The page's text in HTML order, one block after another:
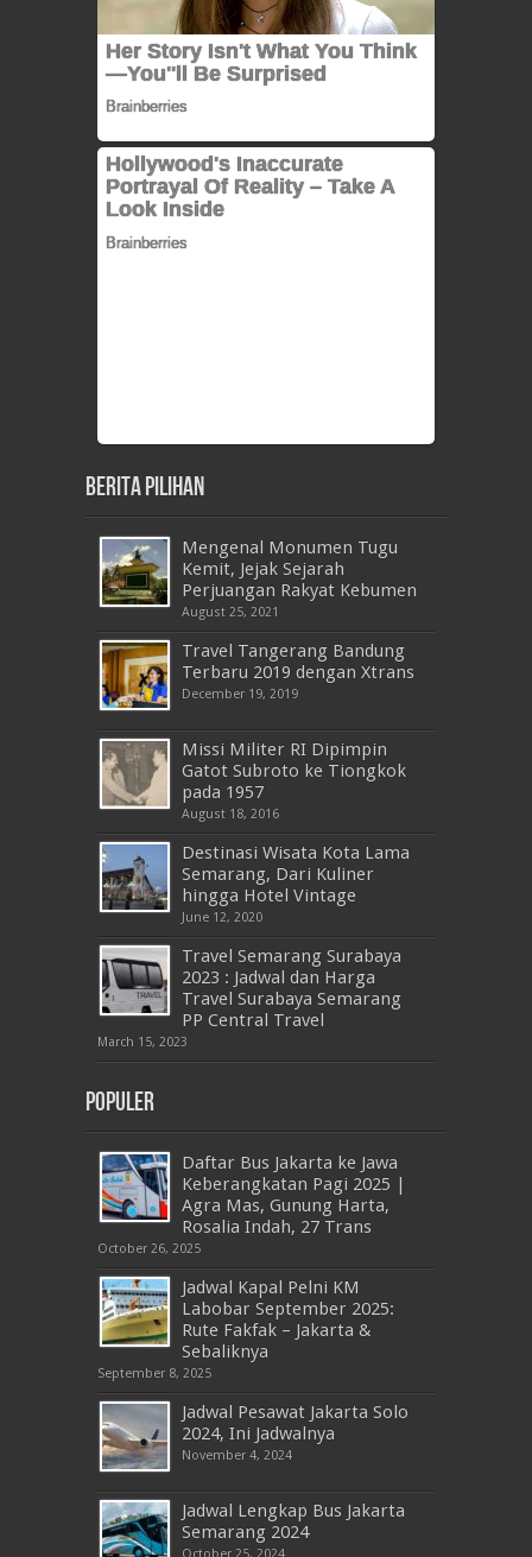
Berita Pilihan
Mengenal Monumen Tugu
Kemit, Jejak Sejarah
Perjuangan Rakyat Kebumen
August 25, 2021
Travel Tangerang Bandung
Terbaru 2019 dengan Xtrans
December 19, 2019
Missi Militer RI Dipimpin
Gatot Subroto ke Tiongkok
pada 1957
August 18, 2016
Destinasi Wisata Kota Lama
Semarang, Dari Kuliner
hingga Hotel Vintage
June 12, 2020
Travel Semarang Surabaya
2023 : Jadwal dan Harga
Travel Surabaya Semarang
PP Central Travel
March 15, 2023
Populer
Daftar Bus Jakarta ke Jawa
Keberangkatan Pagi 2025 |
Agra Mas, Gunung Harta,
Rosalia Indah, 27 Trans
October 26, 2025
Jadwal Kapal Pelni KM
Labobar September 2025:
Rute Fakfak – Jakarta &
Sebaliknya
September 8, 2025
Jadwal Pesawat Jakarta Solo
2024, Ini Jadwalnya
November 4, 2024
Jadwal Lengkap Bus Jakarta
Semarang 2024